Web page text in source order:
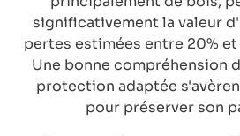
significativement la valeur
pertes estimées entre 20% et
Une bonne compréhension
protection adaptée
pour préserver son